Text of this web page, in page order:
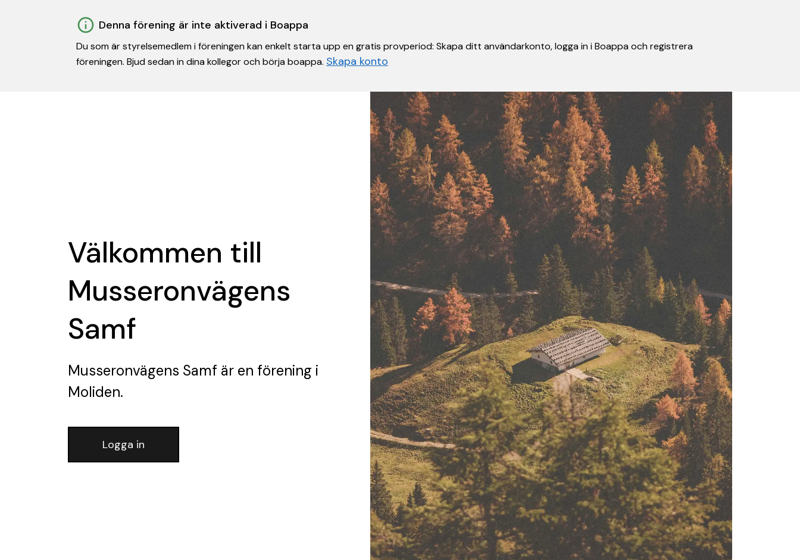
Denna förening är inte aktiverad i Boappa
Du som är styrelsemedlem i föreningen kan enkelt starta upp en gratis provperiod: Skapa ditt användarkonto, logga in i Boappa och registrera
föreningen. Bjud sedan in dina kollegor och börja boappa. Skapa konto
Välkommen till
Musseronvägens
Samf
Musseronvägens Samf är en förening i
Moliden.
Logga in